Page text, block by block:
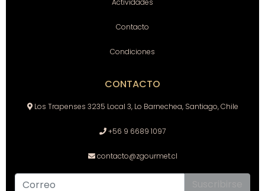
Actividades
Contacto
Condiciones
CONTACTO
Los Trapenses 3235 Local 3, Lo Barnechea, Santiago, Chile
+56 9 6689 1097
contacto@zgourmet.cl